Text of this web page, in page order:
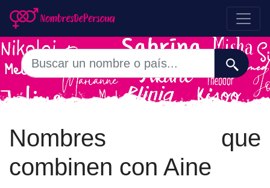
Nombres que
combinen con Aine